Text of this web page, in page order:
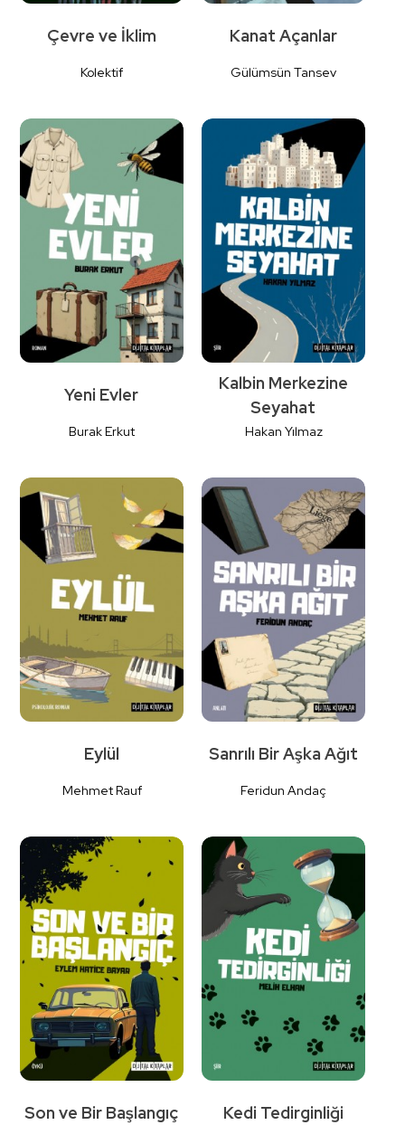
Detaylı İncele
Çevre ve İklim
Kolektif
Detaylı İncele
Kanat Açanlar
Gülümsün Tansev
Detaylı İncele
Yeni Evler
Burak Erkut
Detaylı İncele
Kalbin Merkezine
Seyahat
Hakan Yılmaz
Detaylı İncele
Eylül
Mehmet Rauf
Detaylı İncele
Sanrılı Bir Aşka Ağıt
Feridun Andaç
Son ve Bir Başlangıç Kedi Tedirginliği